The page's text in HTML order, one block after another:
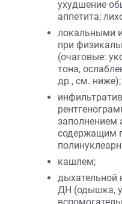
ухудшение
аппетита;
локальными
при
(очаговые:
тона,
др., см. ниже);
заполнением
содержащим
кашлем;
дыхательной
ДН (одышка,